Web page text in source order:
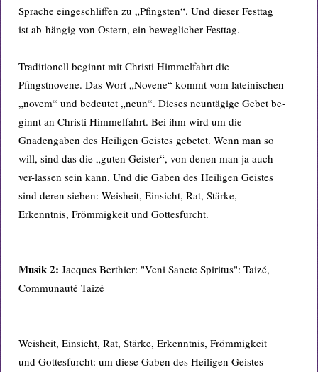
Sprache eingeschliffen zu „Pfingsten“. Und dieser Festtag
ist ab-hängig von Ostern, ein beweglicher Festtag.
Traditionell beginnt mit Christi Himmelfahrt die
Pfingstnovene. Das Wort „Novene“ kommt vom lateinischen
„novem“ und bedeutet „neun“. Dieses neuntägige Gebet be-
ginnt an Christi Himmelfahrt. Bei ihm wird um die
Gnadengaben des Heiligen Geistes gebetet. Wenn man so
will, sind das die „guten Geister“, von denen man ja auch
ver-lassen sein kann. Und die Gaben des Heiligen Geistes
sind deren sieben: Weisheit, Einsicht, Rat, Stärke,
Erkenntnis, Frömmigkeit und Gottesfurcht.
Musik 2: Jacques Berthier: "Veni Sancte Spiritus": Taizé,
Communauté Taizé
Weisheit, Einsicht, Rat, Stärke, Erkenntnis, Frömmigkeit
und Gottesfurcht: um diese Gaben des Heiligen Geistes